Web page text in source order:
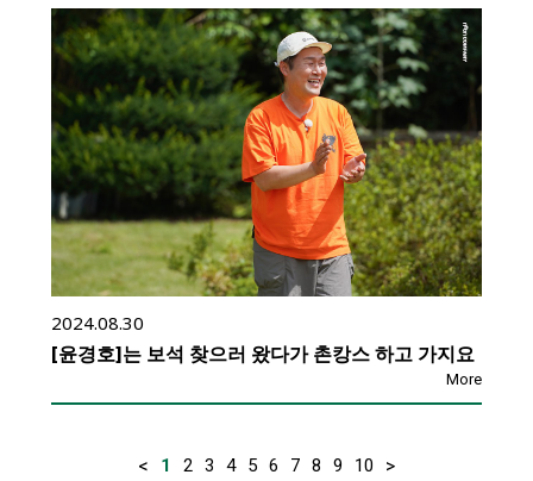
2024.08.30
[윤경호]는 보석 찾으러 왔다가 촌캉스 하고 가지요
More
< 1 2 3 4 5 6 7 8 9 10 >